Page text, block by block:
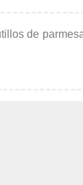
de